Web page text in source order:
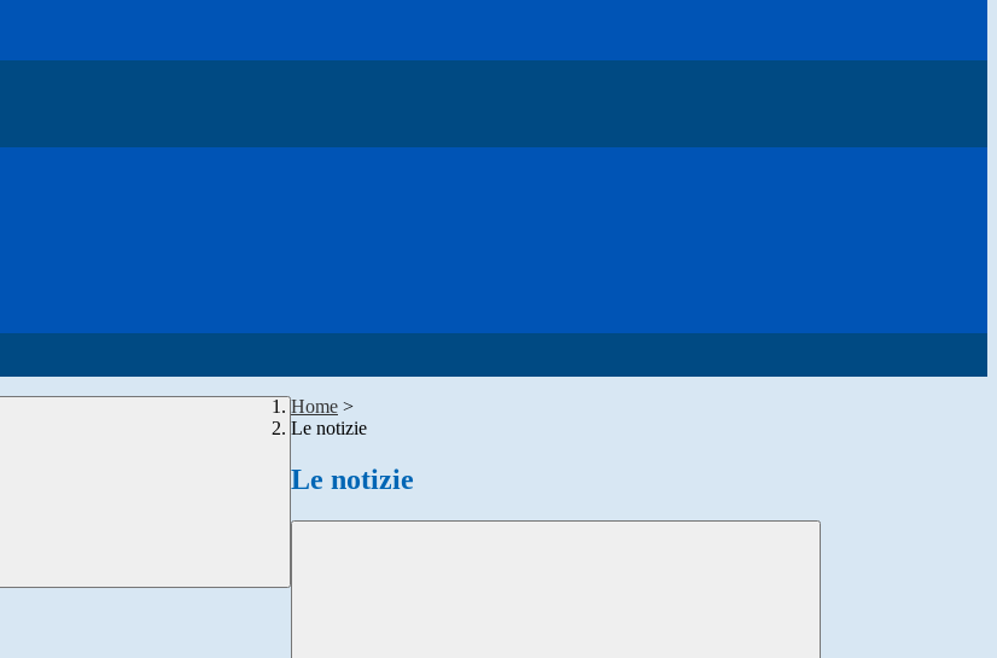
Home >
Le notizie
Le notizie